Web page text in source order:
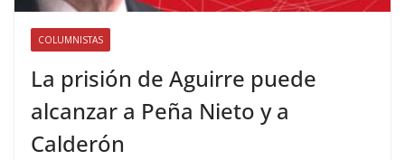
COLUMNISTAS
La prisión de Aguirre puede
alcanzar a Peña Nieto y a
Calderón